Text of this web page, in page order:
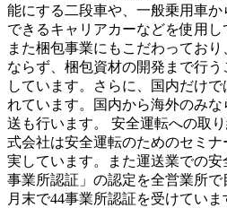
能にする二段車や、一般乗用車
できるキャリアカーなどを使用し
また梱包事業にもこだわってお
ならず、梱包資材の開発まで行
しています。さらに、国内だけ
れています。国内から海外のみ
送も行います。 安全運転への取
式会社は安全運転のためのセミ
実しています。また運送業での
事業所認証」の認定を全営業所
月末で44事業所認証を受けてい